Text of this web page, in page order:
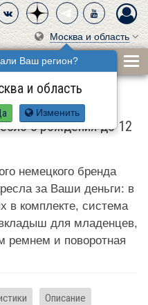
Москва и область
Ваш регион?
и область
Изменить
36 кг) OSANN
с рождения до 12
немецкого бренда
за Ваши деньги: в
в комплекте, система
для младенцев,
ремнем и поворотная
Описание